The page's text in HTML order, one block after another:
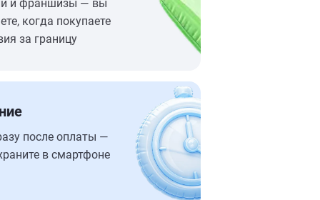
и франшизы — вы
когда покупаете
за границу
после оплаты —
в смартфоне